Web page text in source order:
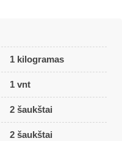
1 kilogramas
1 vnt
2 šaukštai
2 šaukštai